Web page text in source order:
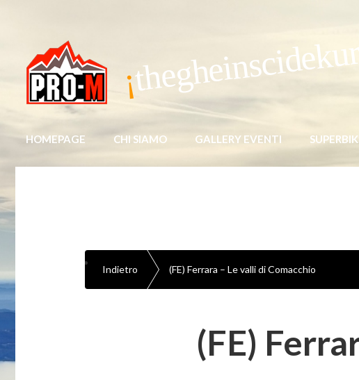
thegheinscidekur
HOMEPAGE CHI SIAMO GALLERY EVENTI
Indietro (FE) Ferrara – Le valli di Comacchio
(FE)